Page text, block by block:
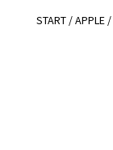
START/APPLE/